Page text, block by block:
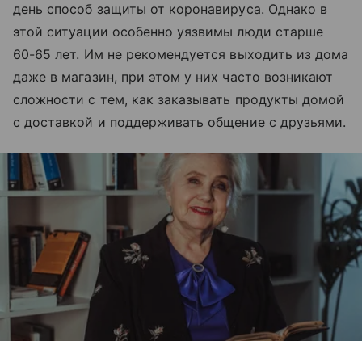
день способ защиты от коронавируса. Однако в
этой ситуации особенно уязвимы люди старше
60-65 лет. Им не рекомендуется выходить из дома
даже в магазин, при этом у них часто возникают
сложности с тем, как заказывать продукты домой
с доставкой и поддерживать общение с друзьями.